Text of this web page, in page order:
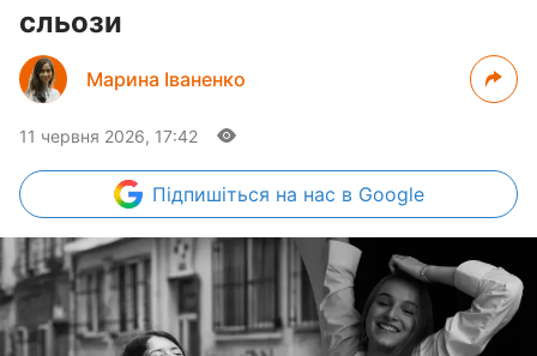
сльози
Марина Іваненко
11 червня 2026, 17:42
Підпишіться на нас в Google